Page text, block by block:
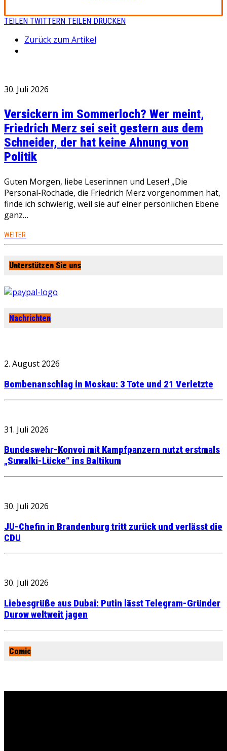
TEILEN TWITTERN TEILEN DRUCKEN
Zurück zum Artikel
30. Juli 2026
Versickern im Sommerloch? Wer meint,
Friedrich Merz sei seit gestern aus dem
Schneider, der hat keine Ahnung von
Politik
Guten Morgen, liebe Leserinnen und Leser! „Die
Personal-Rochade, die Friedrich Merz vorgenommen hat,
finde ich schwierig, weil sie auf einer persönlichen Ebene
ganz…
WEITER
Unterstützen Sie uns
Nachrichten
2. August 2026
Bombenanschlag in Moskau: 3 Tote und 21 Verletzte
31. Juli 2026
Bundeswehr-Konvoi mit Kampfpanzern nutzt erstmals
„Suwalki-Lücke“ ins Baltikum
30. Juli 2026
JU-Chefin in Brandenburg tritt zurück und verlässt die
CDU
30. Juli 2026
Liebesgrüße aus Dubai: Putin lässt Telegram-Gründer
Durow weltweit jagen
Comic